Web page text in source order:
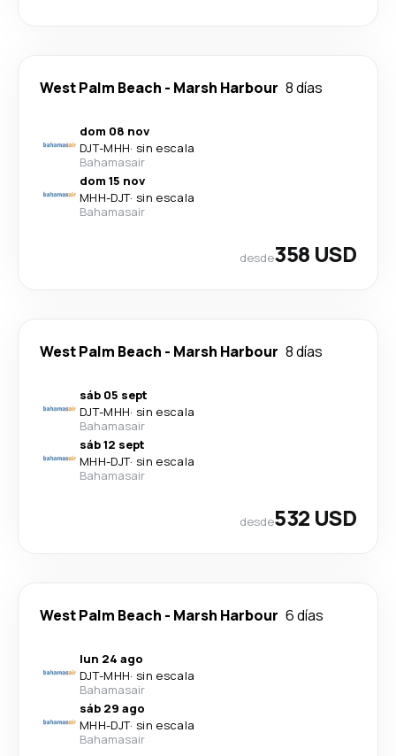
West Palm Beach - Marsh Harbour 8 días
dom 08 nov
DJT-MHH· sin escala
Bahamasair
dom 15 nov
MHH-DJT· sin escala
Bahamasair
desde358 USD
West Palm Beach - Marsh Harbour 8 días
sáb 05 sept
DJT-MHH· sin escala
Bahamasair
sáb 12 sept
MHH-DJT· sin escala
Bahamasair
desde532 USD
West Palm Beach - Marsh Harbour 6 días
lun 24 ago
DJT-MHH· sin escala
Bahamasair
sáb 29 ago
MHH-DJT· sin escala
Bahamasair